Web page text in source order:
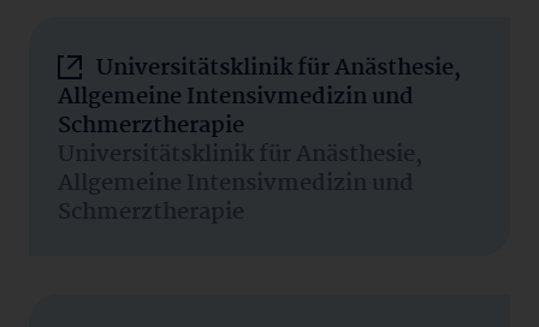
Universitätsklinik für Anästhesie,
Allgemeine Intensivmedizin und
Schmerztherapie
Universitätsklinik für Anästhesie,
Allgemeine Intensivmedizin und
Schmerztherapie